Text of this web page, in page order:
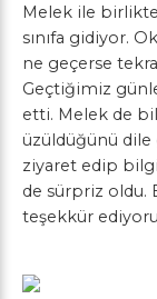
Melek ile
sınıfa gidiyor.
ne geçerse
Geçtiğimiz
etti. Melek de
üzüldüğünü dile
ziyaret edip
de sürpriz oldu.
teşekkür